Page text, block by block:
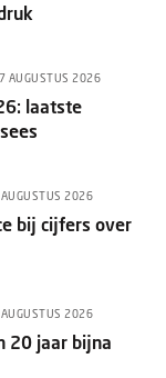
7 AUGUSTUS 2026
laatste
2026
bij cijfers over
2026
20 jaar bijna